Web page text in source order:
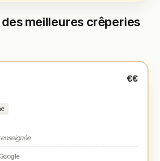
meilleures crêperies
€€